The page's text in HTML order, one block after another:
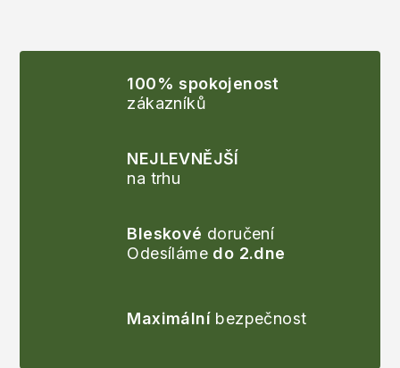
100% spokojenost
zákazníků
NEJLEVNĚJŠÍ
na trhu
Bleskové doručení
Odesíláme do 2.dne
Maximální bezpečnost